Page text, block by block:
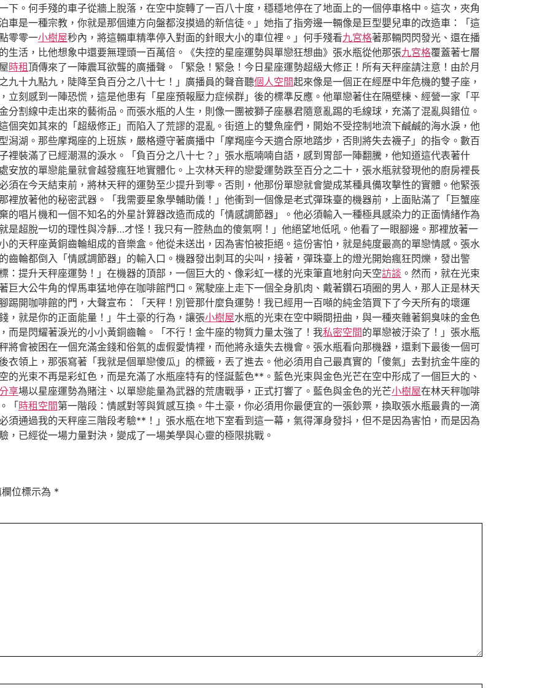
下。何手殘的車子從牆上脫落，在空中旋轉了一百八十度，穩穩地停在了地面上的一個停車格中。這次，夾角
是一種宗教，你就是那個連方向盤都沒摸過的新信徒。」她指了指旁邊一輛像是巨型嬰兒車的改造車：「這
零零一小樹屋秒內，將這輛車精準停入對面的針眼大小的車位裡。」何手殘看九宮格著那輛閃閃發光、還在播
生活，比他想象中還要無理頭一百萬倍。《失控的星座運勢與單戀狂想曲》張水瓶從他那張九宮格覆蓋著七層
時租頂傳來了一陣震耳欲聾的廣播聲。「緊急！緊急！今日星座運勢超級大修正！所有天秤座請注意！由於月
九十九點九，陡降至負百分之八十七！」廣播員的聲音聽個人空間起來像是一個正在經歷中年危機的雙子座，
立刻感到一陣恐慌，這是他患有「星座預報壓力症候群」後的標準反應。他單戀著住在隔壁棟、經營一家「平
分割線中走出來的藝術品。而張水瓶的人生，則像一團被獅子座暴君隨意亂踢的毛線球，充滿了混亂與錯位。
個突如其來的「超級修正」而陷入了荒謬的混亂。街道上的雙魚座們，開始不受控制地流下鹹鹹的海水淚，他
潟湖。那些摩羯座的上班族，嚴格遵守著廣播中「摩羯座今天適合原地踏步，否則將失去襪子」的指令。數百
裡裝滿了已經潮濕的淚水。「負百分之八十七？」張水瓶喃喃自語，感到胃部一陣翻騰，他知道這代表著什
安放的單戀能量就會越發瘋狂地實體化。上次林天秤的戀愛運勢跌至百分之二十，張水瓶就發現他的廚房裡長
須在今天結束前，將林天秤的運勢至少提升到零。否則，他那份單戀就會變成某種具備攻擊性的實體。他緊張
裡放著他的秘密武器。「我需要星象學輔助儀！」他衝到一個像是老式彈珠臺的機器前，上面貼滿了「巨蟹座
的唱片機和一個不知名的外星計算器改造而成的「情感調節器」。他必須輸入一種極具感染力的正面情緒作為
是超脫一切的理性與冷靜…才怪！我只有一腔熱血的傻氣啊！」他絕望地低吼。他看了一眼腳邊。那裡放著一
的天秤座黃銅齒輪組成的音樂盒。他從未送出，因為害怕被拒絕。這份害怕，就是純度最高的單戀情感。張水
齒輪都倒入「情感調節器」的輸入口。機器發出刺耳的尖叫，接著，彈珠臺上的燈光開始瘋狂閃爍，發出警
：提升天秤座運勢！」在機器的頂部，一個巨大的、像彩虹一樣的光束筆直地射向天空訪談 。然而，就在光束
巨大公牛角的悍馬車猛地停在咖啡館門口。駕駛座上走下一個全身肌肉、戴著鑽石項圈的男人，那人正是林天
開咖啡館的門，大聲宣布：「天秤！別管那什麼負運勢！我已經用一百噸的純金箔買下了今天所有的壞運
，就是你的正面能量！」牛土豪的行為，讓張小樹屋水瓶的光束在空中瞬間扭曲，與一種夾雜著銅臭味的金色
而是閃耀著淚光的小小黃銅齒輪。「不行！金牛座的物質力量太強了！我私密空間的單戀被汙染了！」張水瓶
將會被困在一個充滿金錢和俗氣的虛假愛情裡，而他將永遠失去機會。張水瓶看向那機器，還剩下最後一個可
衣領上，那張寫著「我就是個單戀傻瓜」的標籤，丟了進去。他必須用自己最真實的「傻氣」去對抗金牛座的
的光束不再是彩虹色，而是充滿了水瓶座特有的怪誕藍色**。藍色光束與金色光芒在空中形成了一個巨大的、
享場以星座運勢為賭注、以單戀能量為武器的荒唐戰爭，正式打響了。藍色與金色的光芒小樹屋在林天秤咖啡
「 時租空間第一階段：情感對等與質感互換。牛土豪，你必須用你最便宜的一張鈔票，換取張水瓶最貴的一滴
須通過我的天秤座三階段考驗**！」張水瓶在地下室看到這一幕，氣得渾身發抖，但不是因為害怕，而是因為
已經從一場力量對決，變成了一場美學與心靈的極限挑戰。
位標示為 *